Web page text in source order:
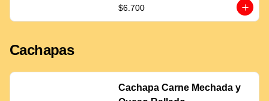
$6.700
Cachapas
Cachapa Carne Mechada y